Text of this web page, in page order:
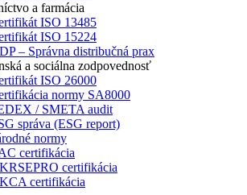
a farmácia
ISO 13485
ISO 15224
– Správna distribučná prax
a sociálna zodpovednosť
ISO 26000
normy SA8000
/ SMETA audit
správa (ESG report)
normy
certifikácia
certifikácia
certifikácia